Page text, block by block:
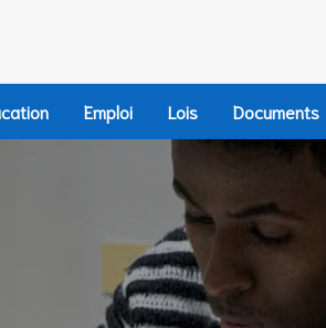
Emploi Lois Documents